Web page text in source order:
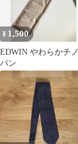
¥ 1,500
EDWIN やわらかチノ
パン